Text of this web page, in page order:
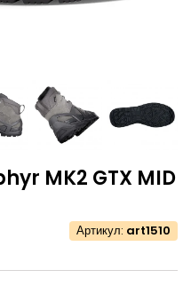
MK2 GTX MID
Артикул: art1510